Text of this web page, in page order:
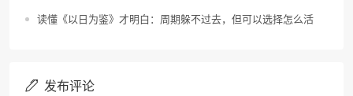
读懂《以日为鉴》才明白：周期躲不过去，但可以选择怎么活
发布评论